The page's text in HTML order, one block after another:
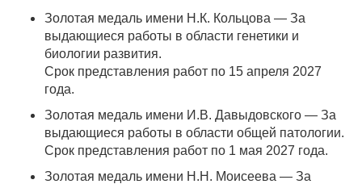
Золотая медаль имени Н.К. Кольцова — За
выдающиеся работы в области генетики и
биологии развития.
Срок представления работ по 15 апреля 2027
года.
Золотая медаль имени И.В. Давыдовского — За
выдающиеся работы в области общей патологии.
Срок представления работ по 1 мая 2027 года.
Золотая медаль имени Н.Н. Моисеева — За